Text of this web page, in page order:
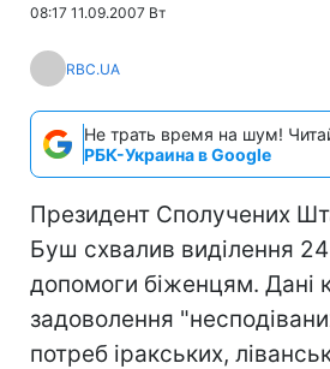
08:17 11.09.2007 Вт
RBC.UA
Не трать время на шум!
РБК-Украина в Google
Президент Сполучених
Буш схвалив виділення
допомоги біженцям. Дані
задоволення
потреб іракських,